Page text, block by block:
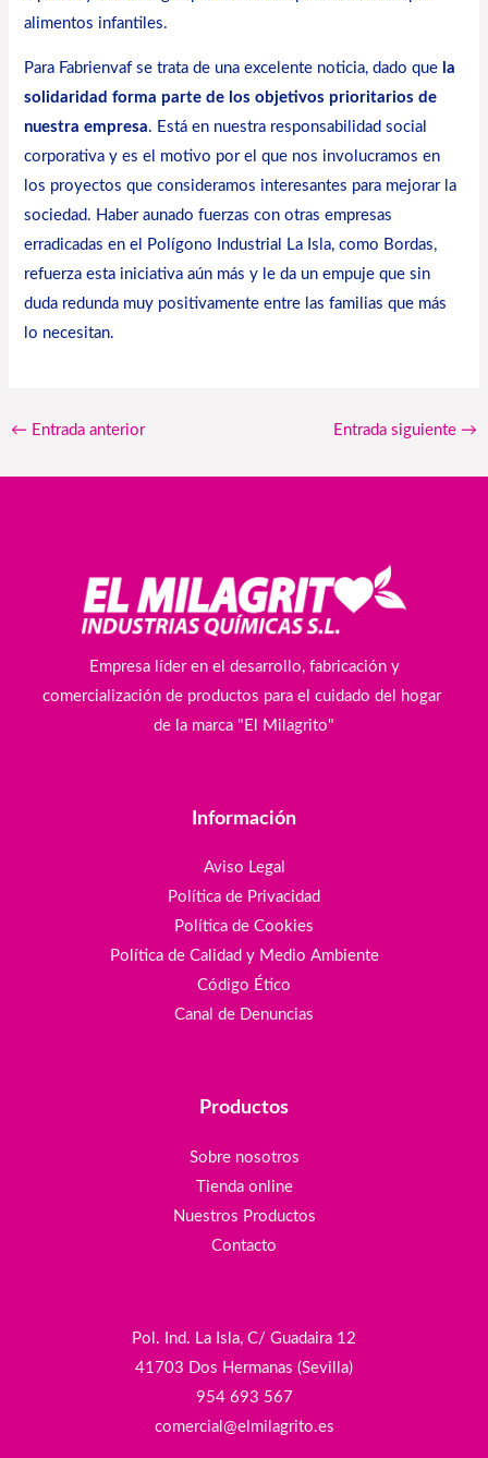
alimentos infantiles.
Para Fabrienvaf se trata de una excelente noticia, dado que la
solidaridad forma parte de los objetivos prioritarios de
nuestra empresa. Está en nuestra responsabilidad social
corporativa y es el motivo por el que nos involucramos en
los proyectos que consideramos interesantes para mejorar la
sociedad. Haber aunado fuerzas con otras empresas
erradicadas en el Polígono Industrial La Isla, como Bordas,
refuerza esta iniciativa aún más y le da un empuje que sin
duda redunda muy positivamente entre las familias que más
lo necesitan.
← Entrada anterior Entrada siguiente →
Empresa líder en el desarrollo, fabricación y
comercialización de productos para el cuidado del hogar
de la marca "El Milagrito"
Información
Aviso Legal
Política de Privacidad
Política de Cookies
Política de Calidad y Medio Ambiente
Código Ético
Canal de Denuncias
Productos
Sobre nosotros
Tienda online
Nuestros Productos
Contacto
Pol. Ind. La Isla, C/ Guadaira 12
41703 Dos Hermanas (Sevilla)
954 693 567
comercial@elmilagrito.es